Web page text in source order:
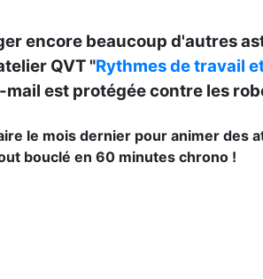
encore beaucoup d'autres
QVT "Rythmes de travail
mail est protégée contre les
le mois dernier pour animer
bouclé en 60 minutes chrono !